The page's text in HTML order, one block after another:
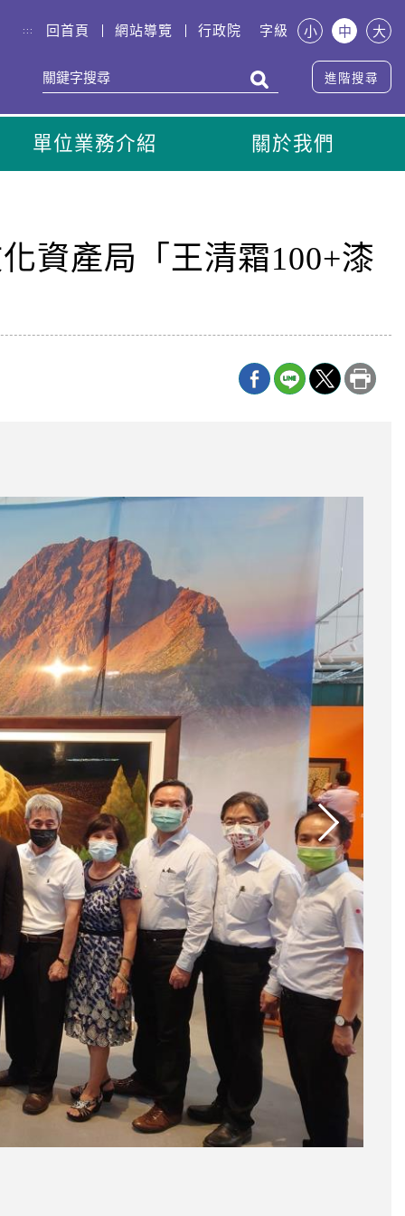
::: 回首頁 網站導覽 行政院 字級 小 中 大
進階搜尋
單位業務介紹 關於我們
資產局「王清霜100+漆